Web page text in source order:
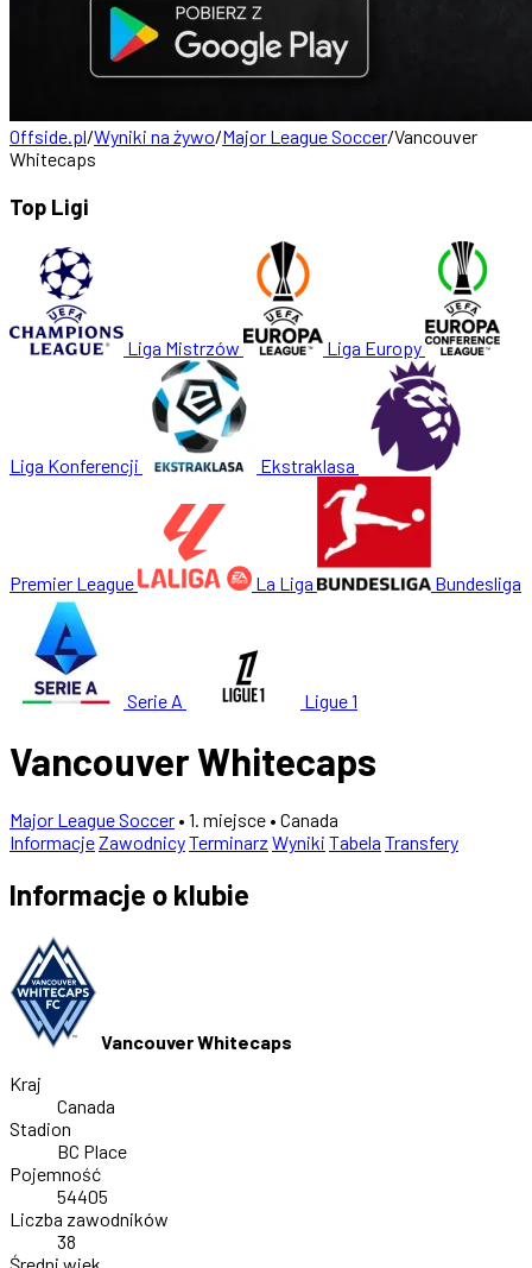
Offside.pl/Wyniki na żywo/Major League Soccer/Vancouver
Whitecaps
Top Ligi
Liga Mistrzów Liga Europy
Liga Konferencji Ekstraklasa
Premier League La Liga Bundesliga
Serie A Ligue 1
Vancouver Whitecaps
Major League Soccer • 1. miejsce • Canada
InformacjeZawodnicyTerminarz Wyniki Tabela Transfery
Informacje o klubie
Vancouver Whitecaps
Kraj
Canada
Stadion
BC Place
Pojemność
54405
Liczba zawodników
38